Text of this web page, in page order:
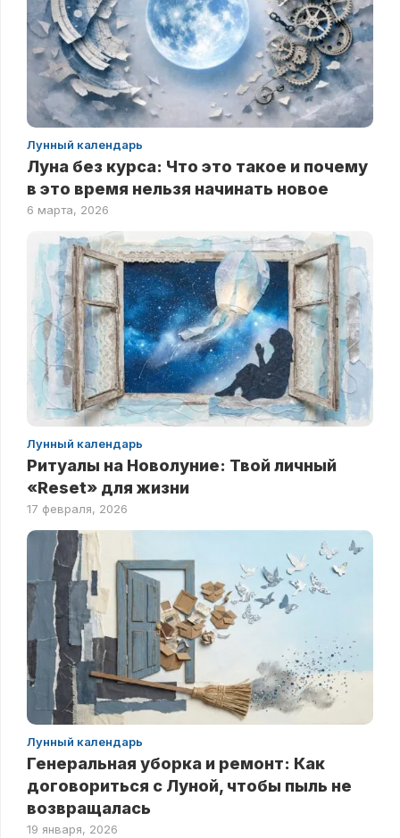
Лунный календарь
Луна без курса: Что это такое и почему
в это время нельзя начинать новое
6 марта, 2026
Лунный календарь
Ритуалы на Новолуние: Твой личный
«Reset» для жизни
17 февраля, 2026
Лунный календарь
Генеральная уборка и ремонт: Как
договориться с Луной, чтобы пыль не
возвращалась
19 января, 2026